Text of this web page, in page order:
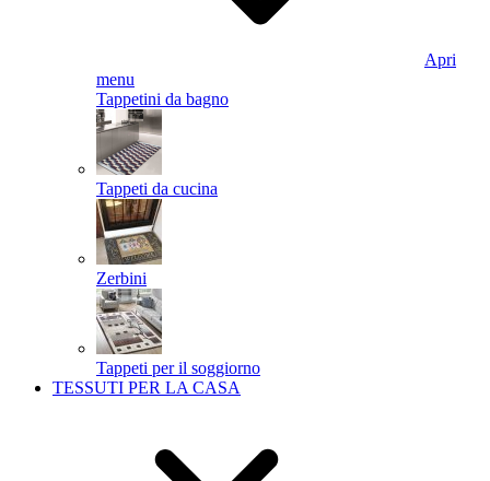
Apri
menu
Tappetini da bagno
Tappeti da cucina
Zerbini
Tappeti per il soggiorno
TESSUTI PER LA CASA